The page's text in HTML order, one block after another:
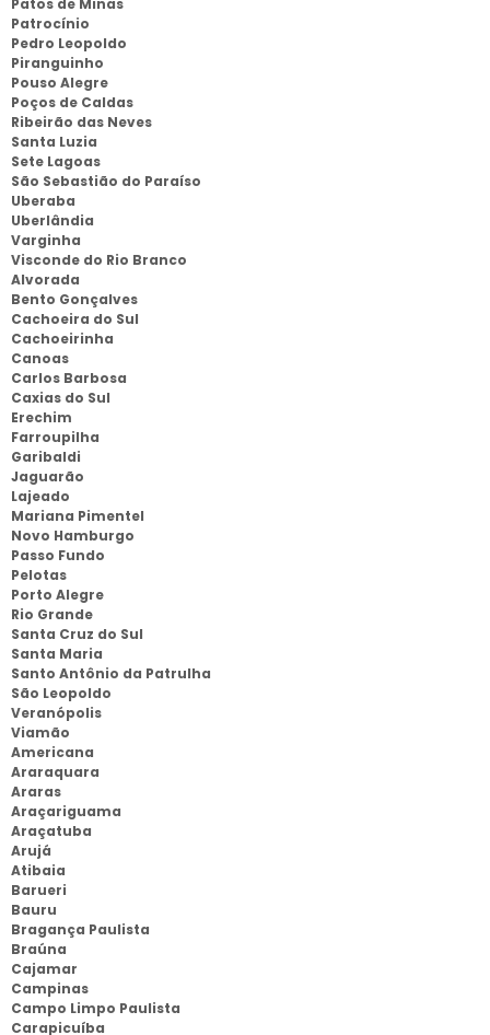
Patos de Minas
Patrocínio
Pedro Leopoldo
Piranguinho
Pouso Alegre
Poços de Caldas
Ribeirão das Neves
Santa Luzia
Sete Lagoas
São Sebastião do Paraíso
Uberaba
Uberlândia
Varginha
Visconde do Rio Branco
Alvorada
Bento Gonçalves
Cachoeira do Sul
Cachoeirinha
Canoas
Carlos Barbosa
Caxias do Sul
Erechim
Farroupilha
Garibaldi
Jaguarão
Lajeado
Mariana Pimentel
Novo Hamburgo
Passo Fundo
Pelotas
Porto Alegre
Rio Grande
Santa Cruz do Sul
Santa Maria
Santo Antônio da Patrulha
São Leopoldo
Veranópolis
Viamão
Americana
Araraquara
Araras
Araçariguama
Araçatuba
Arujá
Atibaia
Barueri
Bauru
Bragança Paulista
Braúna
Cajamar
Campinas
Campo Limpo Paulista
Carapicuíba